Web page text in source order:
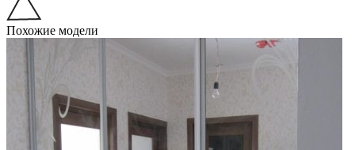
Похожие модели